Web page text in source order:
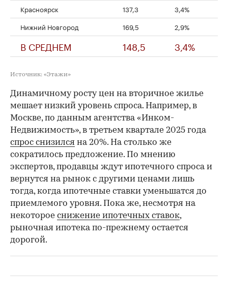
Красноярск
137,3
3,4%
Нижний Новгород
169,5 2,9%
В СРЕДНЕМ 148,5 3,4%
Источник: «Этажи»
Динамичному росту цен на вторичное жилье
мешает низкий уровень спроса. Например, в
Москве, по данным агентства «Инком-
Недвижимость», в третьем квартале 2025 года
спрос снизился на 20%. На столько же
сократилось предложение. По мнению
экспертов, продавцы ждут ипотечного спроса и
вернутся на рынок с другими ценами лишь
тогда, когда ипотечные ставки уменьшатся до
приемлемого уровня. Пока же, несмотря на
некоторое снижение ипотечных ставок,
рыночная ипотека по-прежнему остается
дорогой.